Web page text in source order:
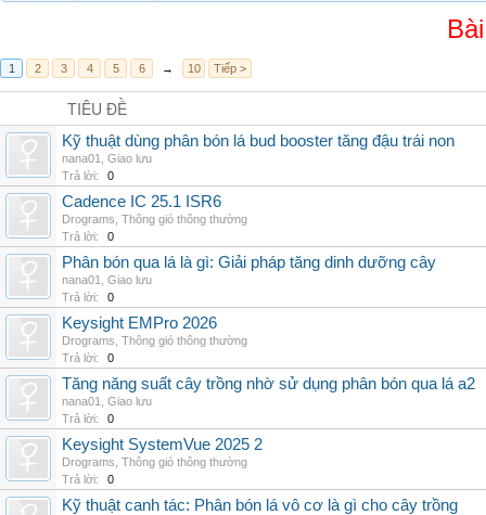
1 2 3 4 5 6 → 10 Tiếp >
TIÊU ĐỀ
Kỹ thuật dùng phân bón lá bud booster tăng đậu trái non
nana01
Giao lưu
Trả lời:
0
Cadence IC 25.1 ISR6
Drograms Thông gió thông thường
Trả lời:
0
Phân bón qua lá là gì: Giải pháp tăng dinh dưỡng cây
nana01
Giao lưu
Trả lời:
0
Keysight EMPro 2026
Drograms Thông gió thông thường
Trả lời:
0
Tăng năng suất cây trồng nhờ sử dụng phân bón qua lá a2
nana01
Giao lưu
Trả lời:
0
Keysight SystemVue 2025 2
Drograms Thông gió thông thường
Trả lời:
0
Kỹ thuật canh tác: Phân bón lá vô cơ là gì cho cây trồng